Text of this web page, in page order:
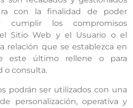
con la finalidad de poder
cumplir los compromisos
Sitio Web y el Usuario o el
relación que se establezca en
este último rellene o para
o consulta.
podrán ser utilizados con una
personalización, operativa y